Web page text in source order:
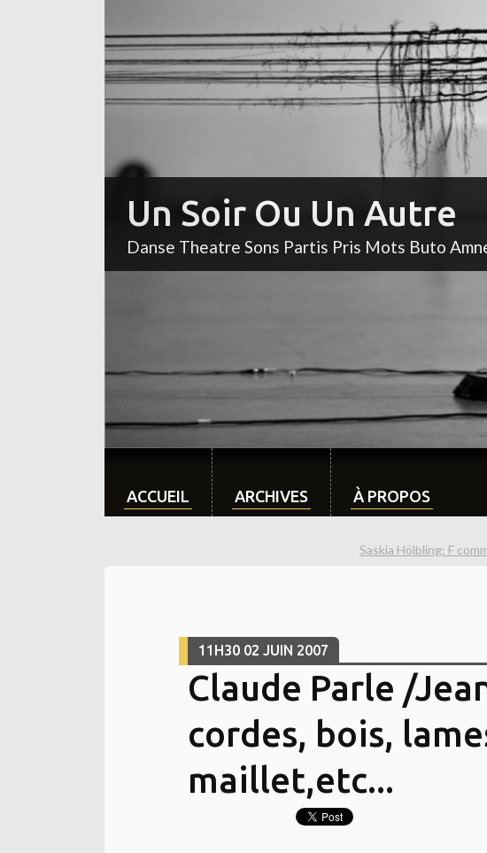
Un Soir Ou Un Autre
Danse Theatre Sons Partis Pris Mots Buto
ACCUEIL ARCHIVES À PROPOS
Saskia Hölbling: F
11H30 02 JUIN 2007
Claude Parle /
cordes, bois,
maillet,etc...